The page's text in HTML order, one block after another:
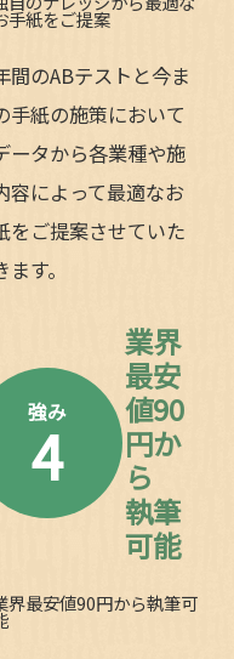
間のABテストと今ま
手紙の施策において
ータから各業種や施
容によって最適なお
をご提案させていた
ます。
強み
4
業界
最安
値90
円か
ら
執筆
可能